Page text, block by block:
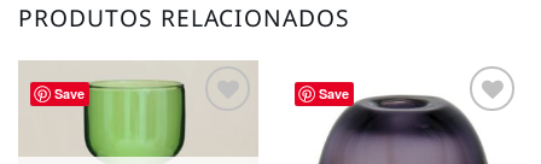
PRODUTOS RELACIONADOS
Save
Adicionar
à lista de
Save
Adicionar
à lista de